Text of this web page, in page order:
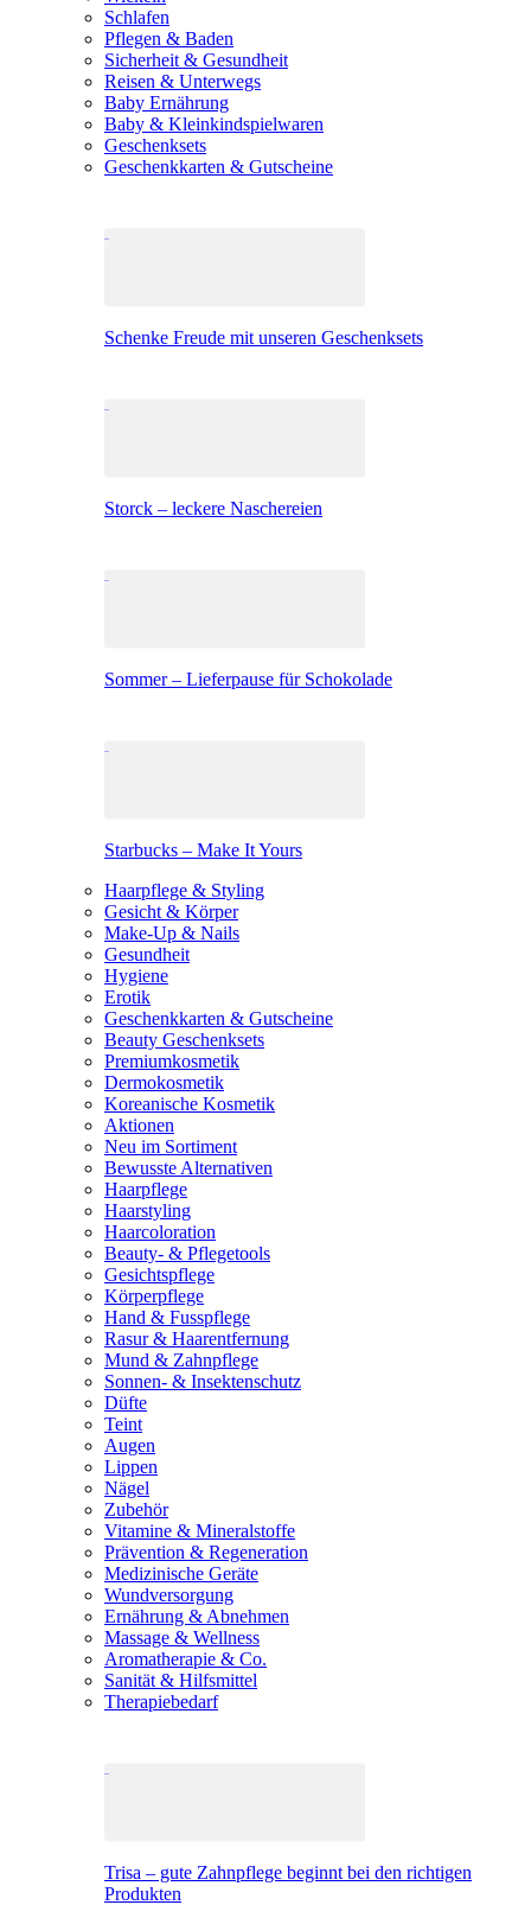
Schlafen
Pflegen & Baden
Sicherheit & Gesundheit
Reisen & Unterwegs
Baby Ernährung
Baby & Kleinkindspielwaren
Geschenksets
Geschenkkarten & Gutscheine
Schenke Freude mit unseren Geschenksets
Storck – leckere Naschereien
Sommer – Lieferpause für Schokolade
Starbucks – Make It Yours
Haarpflege & Styling
Gesicht & Körper
Make-Up & Nails
Gesundheit
Hygiene
Erotik
Geschenkkarten & Gutscheine
Beauty Geschenksets
Premiumkosmetik
Dermokosmetik
Koreanische Kosmetik
Aktionen
Neu im Sortiment
Bewusste Alternativen
Haarpflege
Haarstyling
Haarcoloration
Beauty- & Pflegetools
Gesichtspflege
Körperpflege
Hand & Fusspflege
Rasur & Haarentfernung
Mund & Zahnpflege
Sonnen- & Insektenschutz
Düfte
Teint
Augen
Lippen
Nägel
Zubehör
Vitamine & Mineralstoffe
Prävention & Regeneration
Medizinische Geräte
Wundversorgung
Ernährung & Abnehmen
Massage & Wellness
Aromatherapie & Co.
Sanität & Hilfsmittel
Therapiebedarf
Trisa – gute Zahnpflege beginnt bei den richtigen
Produkten